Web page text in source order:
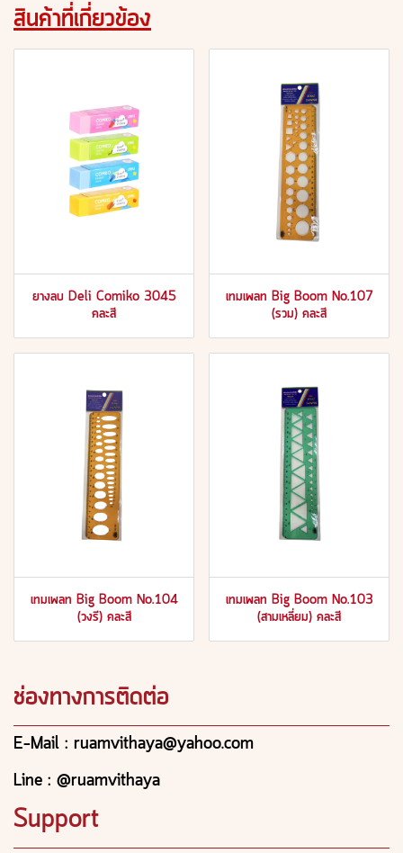
สินค้าที่เกี่ยวข้อง
ยางลบ Deli Comiko 3045
คละสี
เทมเพลท Big Boom No.107
(รวม) คละสี
เทมเพลท Big Boom No.104
(วงรี) คละสี
เทมเพลท Big Boom No.103
(สามเหลี่ยม) คละสี
ช่องทางการติดต่อ
E-Mail : ruamvithaya@yahoo.com
Line : @ruamvithaya
Support